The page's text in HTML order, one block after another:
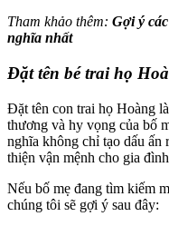
Tham khảo thêm: Gợi ý
nghĩa nhất
Đặt tên bé trai họ
Đặt tên con trai họ Hoàng
thương và hy vọng của bố
nghĩa không chỉ tạo dấu ấn
thiện vận mệnh cho gia
Nếu bố mẹ đang tìm kiếm
chúng tôi sẽ gợi ý sau đây: